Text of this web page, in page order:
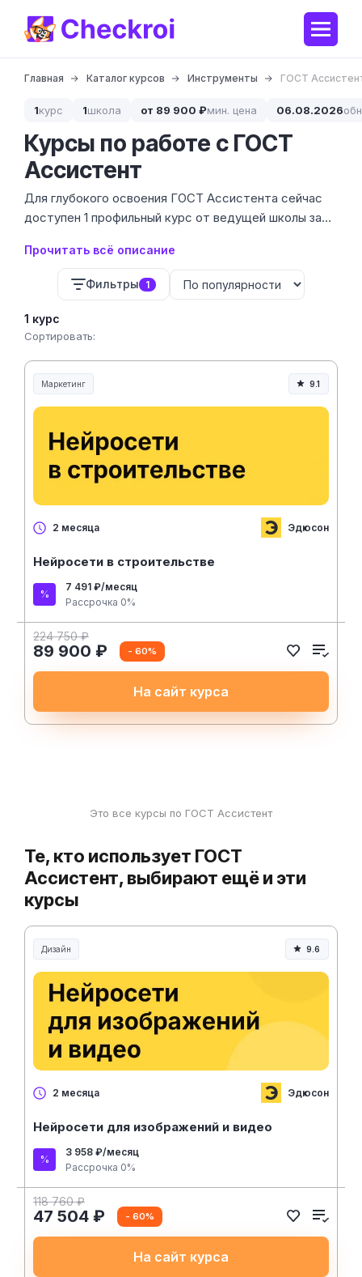
Главная Каталог курсов Инструменты ГОСТ
1курс 1школа от 89 900 ₽мин. цена 06.08.2026
Курсы по работе с ГОСТ
Ассистент
Для глубокого освоения ГОСТ Ассистента сейчас
доступен 1 профильный курс от ведущей школы за
устал вручную проверять отступы, шрифты и
структуру пояснительных записок. Мы изучили
программу, чтобы убедиться: обучение покрывает
не только базовые функции, но и сложные сценарии
настройки шаблонов под специфические требования
Прочитать всё описание
Фильтры 1
1 курс
Сортировать:
Маркетинг 9.1
2 месяца Эдюсон
Нейросети в строительстве
7 491 ₽/месяц
Рассрочка 0%
224 750 ₽
89 900 ₽ - 60%
На сайт курса
Это все курсы по ГОСТ Ассистент
Те, кто использует ГОСТ
Ассистент, выбирают ещё и эти
курсы
Дизайн 9.6
2 месяца Эдюсон
Нейросети для изображений и видео
3 958 ₽/месяц
Рассрочка 0%
118 760 ₽
47 504 ₽ - 60%
На сайт курса